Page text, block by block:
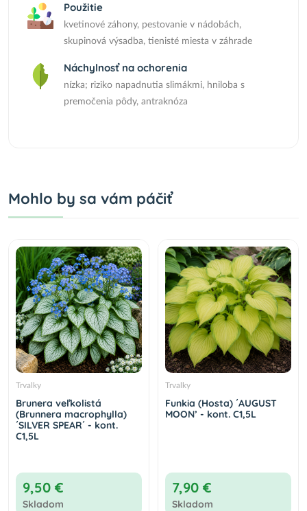
Použitie
kvetinové záhony, pestovanie v nádobách,
skupinová výsadba, tienisté miesta v záhrade
Náchylnosť na ochorenia
nízka; riziko napadnutia slimákmi, hniloba s
premočenia pôdy, antraknóza
Mohlo by sa vám páčiť
Trvalky
Brunera veľkolistá
(Brunnera macrophylla)
´SILVER SPEAR´ - kont.
C1,5L
9,50 €
Skladom
Trvalky
Funkia (Hosta) ´AUGUST
MOON’ - kont. C1,5L
7,90 €
Skladom